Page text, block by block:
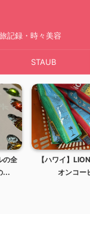
記録・時々美容
STAUB
の全
...
【ハワイ】
オンコー